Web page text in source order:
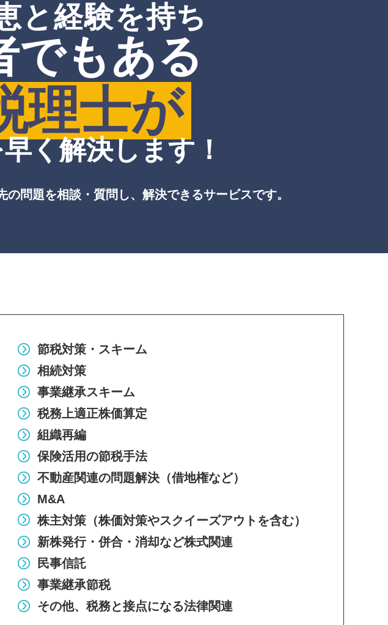
と経験を持ち
でもある
理士が
く解決します！
問題を相談・質問し、解決できるサービスです。
節税対策・スキーム
相続対策
事業継承スキーム
税務上適正株価算定
組織再編
保険活用の節税手法
不動産関連の問題解決（借地権など）
M&A
株主対策（株価対策やスクイーズアウトを含む）
新株発行・併合・消却など株式関連
民事信託
事業継承節税
その他、税務と接点になる法律関連